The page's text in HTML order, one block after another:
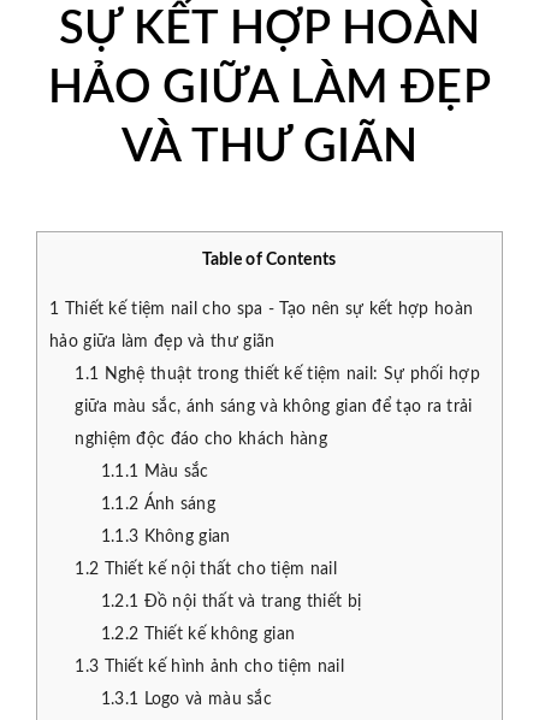
SỰ KẾT HỢP HOÀN
HẢO GIỮA LÀM ĐẸP
VÀ THƯ GIÃN
Table of Contents
1 Thiết kế tiệm nail cho spa - Tạo nên sự kết hợp hoàn
hảo giữa làm đẹp và thư giãn
1.1 Nghệ thuật trong thiết kế tiệm nail: Sự phối hợp
giữa màu sắc, ánh sáng và không gian để tạo ra trải
nghiệm độc đáo cho khách hàng
1.1.1 Màu sắc
1.1.2 Ánh sáng
1.1.3 Không gian
1.2 Thiết kế nội thất cho tiệm nail
1.2.1 Đồ nội thất và trang thiết bị
1.2.2 Thiết kế không gian
1.3 Thiết kế hình ảnh cho tiệm nail
1.3.1 Logo và màu sắc